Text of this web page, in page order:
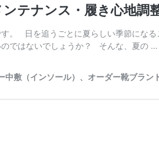
テナンス・履き心地調
。 日を追うごとに夏らしい季節にな
のではないでしょうか？ そんな、夏の
中敷（インソール）、オーダー靴ブラ